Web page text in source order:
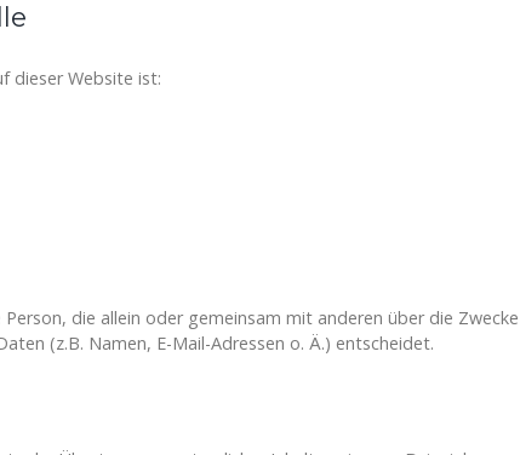
dieser Website ist:
die allein oder gemeinsam mit anderen über die Zwecke
(z.B. Namen, E-Mail-Adressen o. Ä.) entscheidet.